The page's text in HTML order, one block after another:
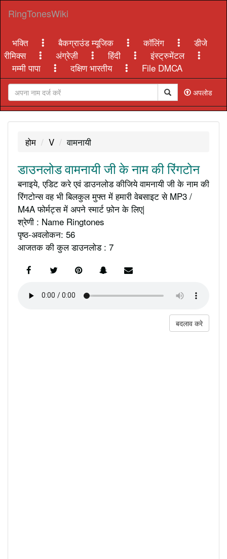
RingTonesWiki
भक्ति बैकग्राउंड म्यूजिक कॉलिंग
डीजे
रीमिक्स
अंग्रेज़ी हिंदी
इंस्ट्रुमेंटल
मम्मी पापा
दक्षिण भारतीय File DMCA
अपलोड
होम V वामनायी
डाउनलोड वामनायी जी के नाम की रिंगटोन
बनाइये, एडिट करे एवं डाउनलोड कीजिये वामनायी जी के नाम की
रिंगटोन्स वह भी बिलकुल मुफ्त में हमारी वेबसाइट से MP3 /
M4A फोर्मट्स में अपने स्मार्ट फ़ोन के लिए|
श्रेणी : Name Ringtones
पृष्ठ-अवलोकन: 56
आजतक की कुल डाउनलोड : 7
बदलाव करे